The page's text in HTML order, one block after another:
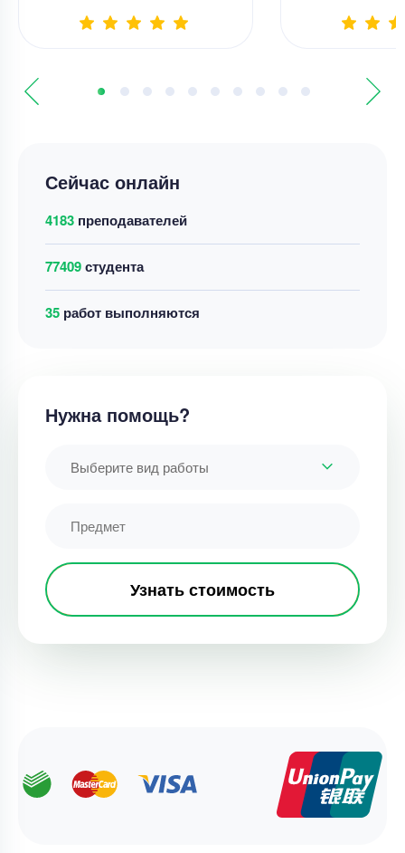
Сейчас онлайн
4183 преподавателей
77409студента
40 работ выполняются
Нужна помощь?
Выберите вид работы
Узнать стоимость